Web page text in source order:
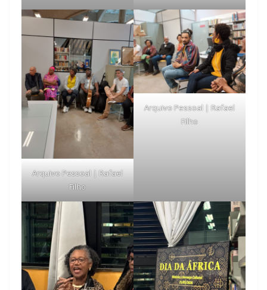
Arquivo Pessoal | Rafael
Filho
Arquivo Pessoal | Rafael
Filho